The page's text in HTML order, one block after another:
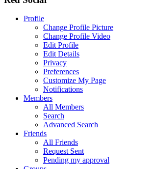
Profile
Change Profile Picture
Change Profile Video
Edit Profile
Edit Details
Privacy
Preferences
Customize My Page
Notifications
Members
All Members
Search
Advanced Search
Friends
All Friends
Request Sent
Pending my approval